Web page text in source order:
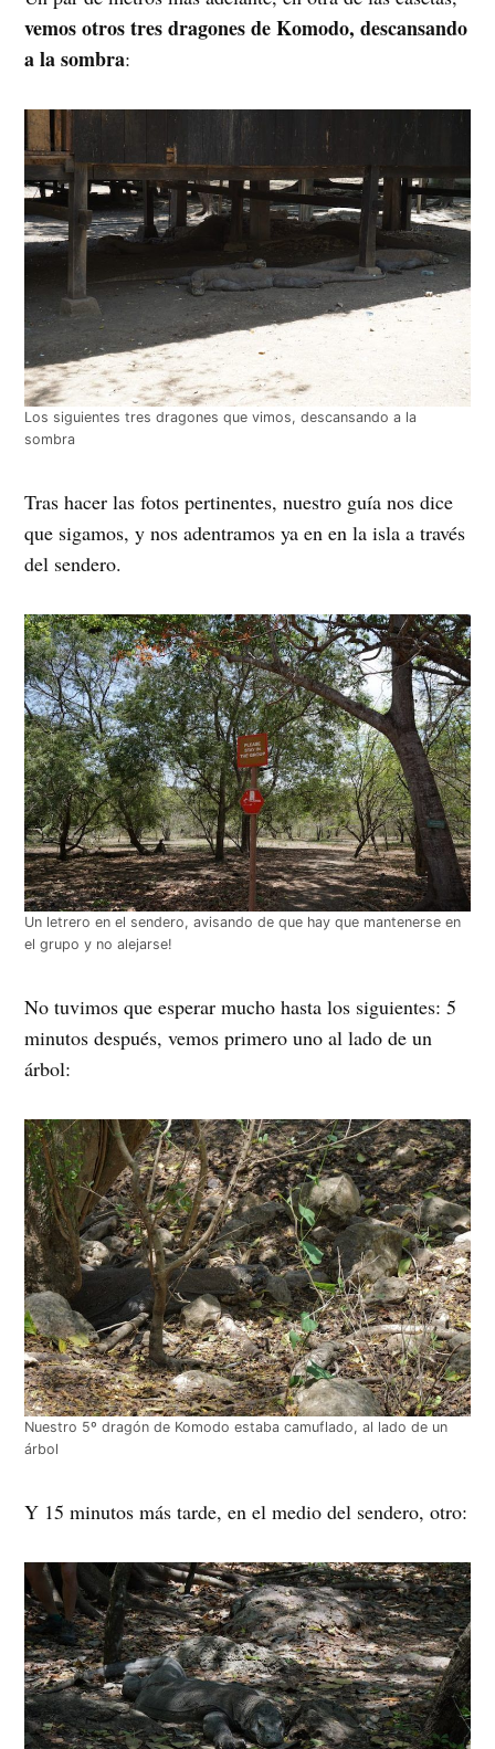
vemos otros tres dragones de Komodo, descansando
a la sombra:
Los siguientes tres dragones que vimos, descansando a la
sombra
Tras hacer las fotos pertinentes, nuestro guía nos dice
que sigamos, y nos adentramos ya en en la isla a través
del sendero.
Un letrero en el sendero, avisando de que hay que mantenerse en
el grupo y no alejarse!
No tuvimos que esperar mucho hasta los siguientes: 5
minutos después, vemos primero uno al lado de un
árbol:
Nuestro 5º dragón de Komodo estaba camuflado, al lado de un
árbol
Y 15 minutos más tarde, en el medio del sendero, otro: